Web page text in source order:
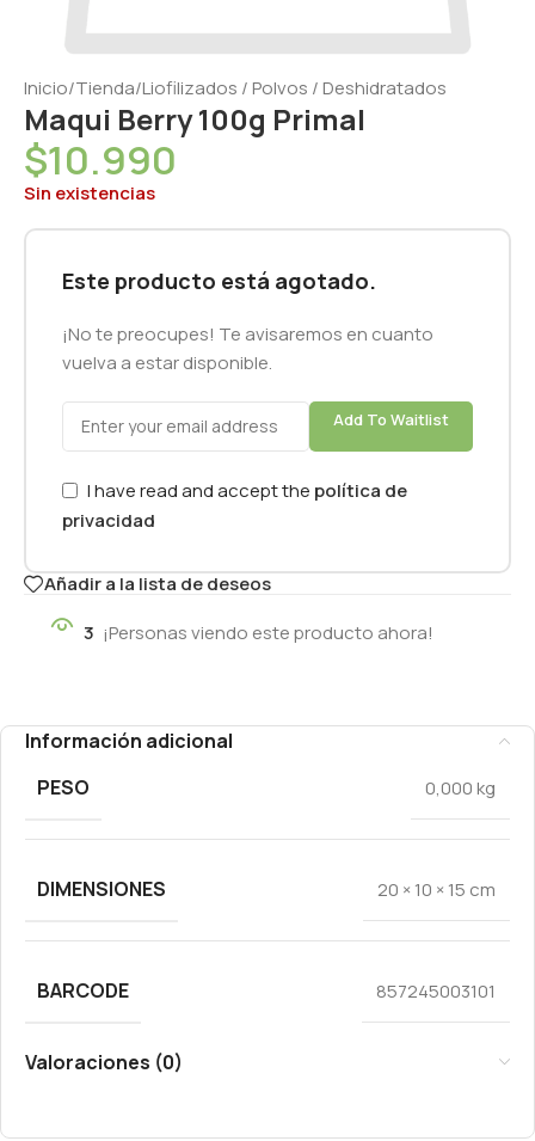
Inicio/Tienda/Liofilizados / Polvos / Deshidratados
Maqui Berry 100g Primal
$10.990
Sin existencias
Este producto está agotado.
¡No te preocupes! Te avisaremos en cuanto
vuelva a estar disponible.
Add To Waitlist
I have read and accept the política de
privacidad
Añadir a la lista de deseos
3 ¡Personas viendo este producto ahora!
Información adicional
PESO
0,000 kg
DIMENSIONES 20 × 10 × 15 cm
BARCODE 857245003101
Valoraciones (0)